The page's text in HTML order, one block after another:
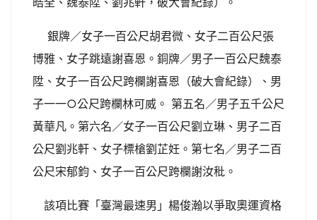
銀牌／女子一百公尺胡君微、女子二百公尺張
博雅、女子跳遠謝喜恩。銅牌／男子一百公尺魏泰
陞、女子一百公尺跨欄謝喜恩（破大會紀錄）、男
子一一○公尺跨欄林可威。 第五名／男子五千公尺
黃華凡。第六名／女子一百公尺劉立琳、男子二百
公尺劉兆軒、女子標槍劉芷妊。第七名／男子二百
公尺宋郁鈞、女子一百公尺跨欄謝汝秕。
該項比賽「臺灣最速男」楊俊瀚以爭取奧運資格